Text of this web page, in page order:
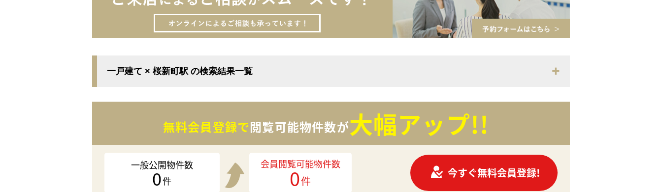
一戸建て × 桜新町駅 の検索結果一覧
無料会員登録で閲覧可能物件数が大幅アップ!!
一般公開物件数
0件
会員閲覧可能物件数
0件
今すぐ無料会員登録!